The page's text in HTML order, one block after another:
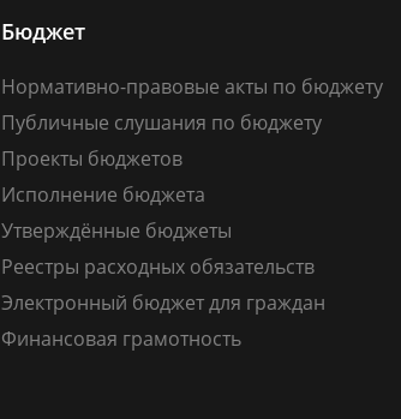
Бюджет
Нормативно-правовые акты по бюджету
Публичные слушания по бюджету
Проекты бюджетов
Исполнение бюджета
Утверждённые бюджеты
Реестры расходных обязательств
Электронный бюджет для граждан
Финансовая грамотность